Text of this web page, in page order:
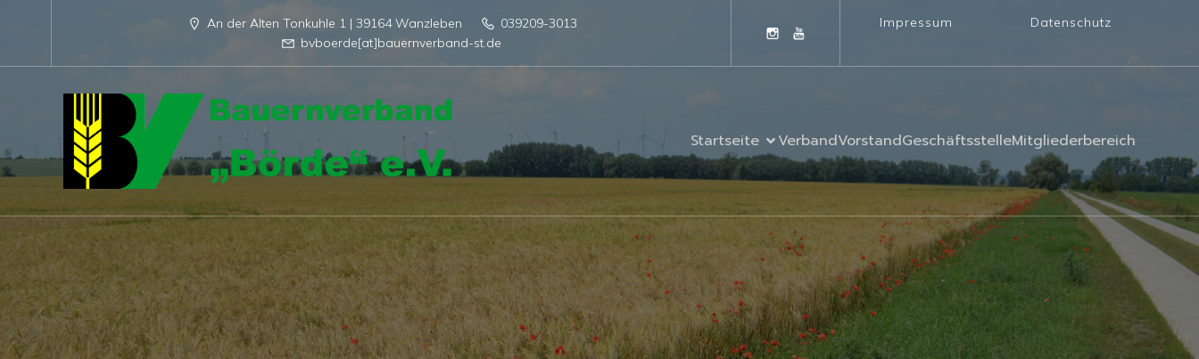
An der Alten Tonkuhle 1 | 39164 Wanzleben
039209-3013
bvboerde[at]bauernverband-st.de
Impressum Datenschutz
Startseite VerbandVorstandGeschäftsstelleMitgliederbereich